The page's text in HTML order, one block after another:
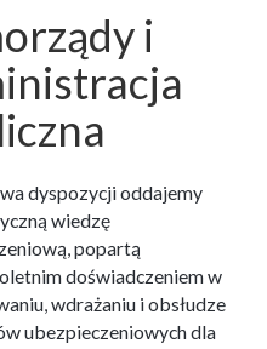
i
dyspozycji oddajemy
wiedzę
popartą
doświadczeniem w
wdrażaniu i obsłudze
ubezpieczeniowych dla